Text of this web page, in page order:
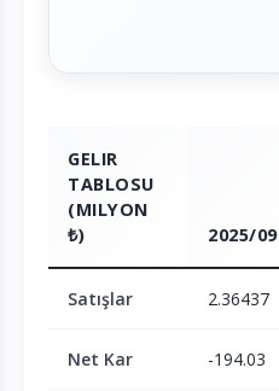
GELIR
TABLOSU
(MILYON
₺)
2025/09
Satışlar 2.36437
Net Kar -194.03